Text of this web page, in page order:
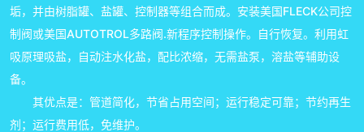
垢，并由树脂罐、盐罐、控制器等组合而成。安装美国FLECK公司控
制阀或美国AUTOTROL多路阀.新程序控制操作。自行恢复。利用虹
吸原理吸盐，自动注水化盐，配比浓缩，无需盐泵，溶盐等辅助设
备。
其优点是：管道简化，节省占用空间；运行稳定可靠；节约再生
剂；运行费用低，免维护。